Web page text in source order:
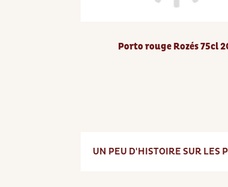
Porto rouge Rozés 75cl
UN PEU D'HISTOIRE SUR LES